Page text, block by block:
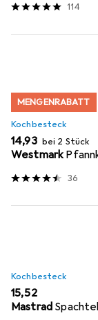
114
MENGENRABATT
Kochbesteck
EUR
14,93 bei 2 Stück
Westmark
36
Kochbesteck
EUR
15,52
Mastrad Spachtel